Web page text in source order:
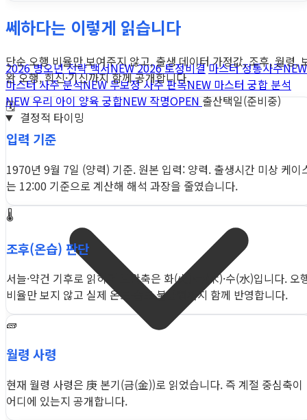
2026 병오년 전략 백서NEW2026 토정비결 마스터 정통사주NEW
마스터 사주 분석NEW 무보정 사주 판독NEW 마스터 궁합 분석
NEW우리 아이 양육 궁합NEW작명OPEN출산택일(준비중)
결정적 타이밍
쎄하다는 이렇게 읽습니다
단순 오행 비율만 보여주지 않고, 출생 데이터 가정값, 조후, 월령,
완 오행, 희신·기신까지 함께 공개합니다.
🗓️
입력 기준
1970년 9월 7일 (양력) 기준. 원본 입력: 양력. 출생시간 미상 케이
는 12:00 기준으로 계산해 해석 과장을 줄였습니다.
🌡️
조후(온습) 판단
서늘·약건 기후로 읽히며 보완축은 화(火)·목(木)·수(水)입니다. 오
비율만 보지 않고 실제 온도·습도 불균형까지 함께 반영합니다.
🧱
월령 사령
현재 월령 사령은 庚 본기(금(金))로 읽었습니다. 즉 계절 중심축이
어디에 있는지 공개합니다.